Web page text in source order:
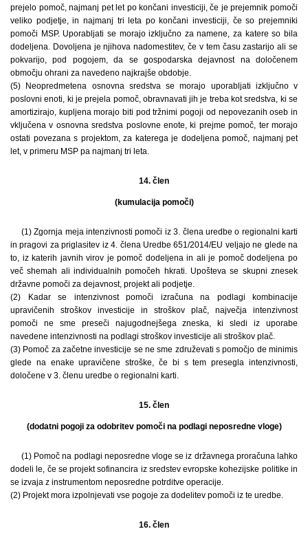
prejelo pomoč, najmanj pet let po končani investiciji, če je prejemnik pomoči
veliko podjetje, in najmanj tri leta po končani investiciji, če so prejemniki
pomoči MSP. Uporabljati se morajo izključno za namene, za katere so bila
dodeljena. Dovoljena je njihova nadomestitev, če v tem času zastarijo ali se
pokvarijo, pod pogojem, da se gospodarska dejavnost na določenem
območju ohrani za navedeno najkrajše obdobje.
(5) Neopredmetena osnovna sredstva se morajo uporabljati izključno v
poslovni enoti, ki je prejela pomoč, obravnavati jih je treba kot sredstva, ki se
amortizirajo, kupljena morajo biti pod tržnimi pogoji od nepovezanih oseb in
vključena v osnovna sredstva poslovne enote, ki prejme pomoč, ter morajo
ostati povezana s projektom, za katerega je dodeljena pomoč, najmanj pet
let, v primeru MSP pa najmanj tri leta.
14. člen
(kumulacija pomoči)
(1) Zgornja meja intenzivnosti pomoči iz 3. člena uredbe o regionalni karti
in pragovi za priglasitev iz 4. člena Uredbe 651/2014/EU veljajo ne glede na
to, iz katerih javnih virov je pomoč dodeljena in ali je pomoč dodeljena po
več shemah ali individualnih pomočeh hkrati. Upošteva se skupni znesek
državne pomoči za dejavnost, projekt ali podjetje.
(2) Kadar se intenzivnost pomoči izračuna na podlagi kombinacije
upravičenih stroškov investicije in stroškov plač, največja intenzivnost
pomoči ne sme preseči najugodnejšega zneska, ki sledi iz uporabe
navedene intenzivnosti na podlagi stroškov investicije ali stroškov plač.
(3) Pomoč za začetne investicije se ne sme združevati s pomočjo de minimis
glede na enake upravičene stroške, če bi s tem presegla intenzivnosti,
določene v 3. členu uredbe o regionalni karti.
15. člen
(dodatni pogoji za odobritev pomoči na podlagi neposredne vloge)
(1) Pomoč na podlagi neposredne vloge se iz državnega proračuna lahko
dodeli le, če se projekt sofinancira iz sredstev evropske kohezijske politike in
se izvaja z instrumentom neposredne potrditve operacije.
(2) Projekt mora izpolnjevati vse pogoje za dodelitev pomoči iz te uredbe.
16. člen